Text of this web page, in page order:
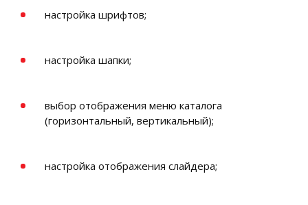
настройка шрифтов;
настройка шапки;
выбор отображения меню каталога
(горизонтальный, вертикальный);
настройка отображения слайдера;